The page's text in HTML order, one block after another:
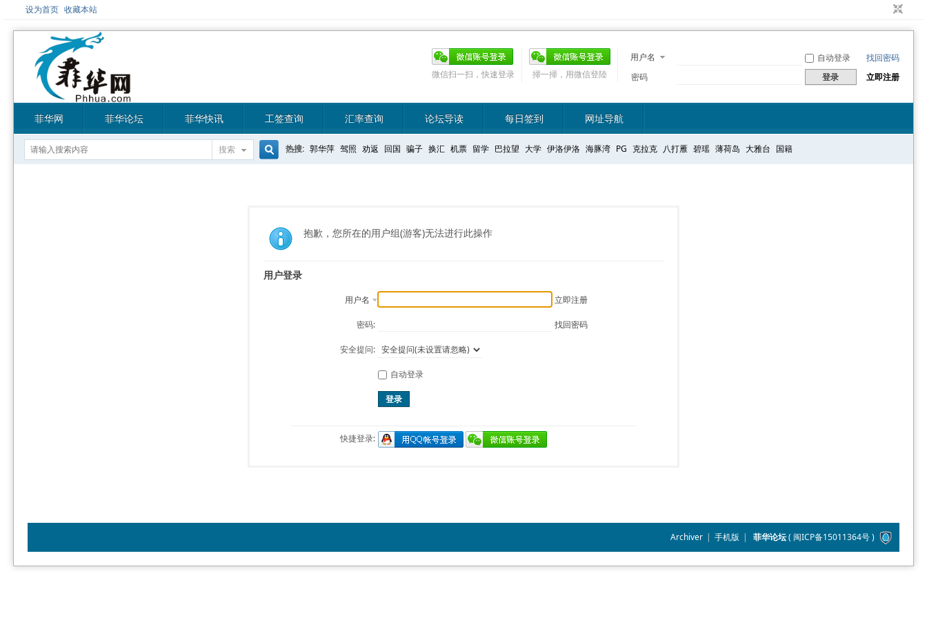
设为首页 收藏本站
用户名 自动登录
找回密码
密码
登录 立即注册
掃一掃，用微信登陸
微信扫一扫，快速登录
菲华网 菲华论坛 菲华快讯 工签查询 汇率查询 论坛导读 每日签到 网址导航
搜索
热搜: 郭华萍 驾照 劝返 回国 骗子 换汇 机票 留学 巴拉望 大学 伊洛伊洛 海豚湾 PG 克拉克 八打雁 碧瑶 薄荷岛 大雅台 国籍
抱歉，您所在的用户组(游客)无法进行此操作
用户登录
用户名 立即注册
密码: 找回密码
安全提问:
自动登录
登录
快捷登录:
Archiver | 手机版 | 菲华论坛( 闽ICP备15011364号)